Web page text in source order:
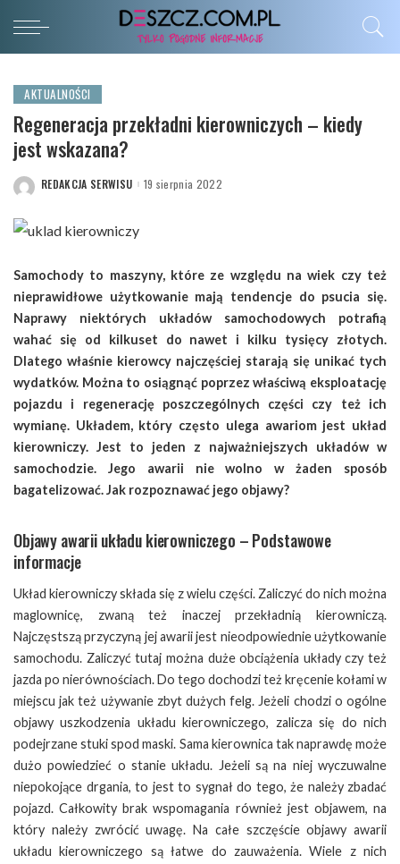
AKTUALNOŚCI
Regeneracja przekładni kierowniczych – kiedy
jest wskazana?
POSTED
REDAKCJA SERWISU 19 sierpnia 2022
Samochody to maszyny, które ze względu na wiek czy też
nieprawidłowe użytkowanie mają tendencje do psucia się.
Naprawy niektórych układów samochodowych potrafią
wahać się od kilkuset do nawet i kilku tysięcy złotych.
Dlatego właśnie kierowcy najczęściej starają się unikać tych
wydatków. Można to osiągnąć poprzez właściwą eksploatację
pojazdu i regenerację poszczególnych części czy też ich
wymianę. Układem, który często ulega awariom jest układ
kierowniczy. Jest to jeden z najważniejszych układów w
samochodzie. Jego awarii nie wolno w żaden sposób
bagatelizować. Jak rozpoznawać jego objawy?
Objawy awarii układu kierowniczego – Podstawowe
informacje
Układ kierowniczy składa się z wielu części. Zaliczyć do nich można
maglownicę, zwaną też inaczej przekładnią kierowniczą.
Najczęstszą przyczyną jej awarii jest nieodpowiednie użytkowanie
samochodu. Zaliczyć tutaj można duże obciążenia układy czy też
jazda po nierównościach. Do tego dochodzi też kręcenie kołami w
miejscu jak też używanie zbyt dużych felg. Jeżeli chodzi o ogólne
objawy uszkodzenia układu kierowniczego, zalicza się do nich
podejrzane stuki spod maski. Sama kierownica tak naprawdę może
dużo powiedzieć o stanie układu. Jeżeli są na niej wyczuwalne
niepokojące drgania, to jest to sygnał do tego, że należy zbadać
pojazd. Całkowity brak wspomagania również jest objawem, na
który należy zwrócić uwagę. Na całe szczęście objawy awarii
układu kierowniczego są łatwe do zauważenia. Wiele z nich